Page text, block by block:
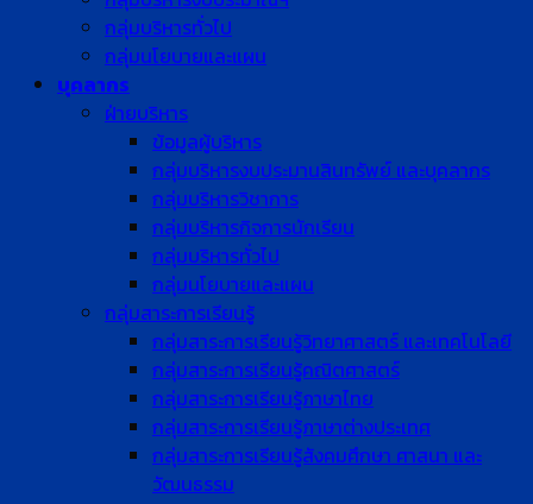
กลุ่มบริหารทั่วไป
กลุ่มนโยบายและแผน
บุคลากร
ฝ่ายบริหาร
ข้อมูลผู้บริหาร
กลุ่มบริหารงบประมานสินทรัพย์ และบุคลากร
กลุ่มบริหารวิชาการ
กลุ่มบริหารกิจการนักเรียน
กลุ่มบริหารทั่วไป
กลุ่มนโยบายและแผน
กลุ่มสาระการเรียนรู้
กลุ่มสาระการเรียนรู้วิทยาศาสตร์ และเทคโนโลยี
กลุ่มสาระการเรียนรู้คณิตศาสตร์
กลุ่มสาระการเรียนรู้ภาษาไทย
กลุ่มสาระการเรียนรู้ภาษาต่างประเทศ
กลุ่มสาระการเรียนรู้สังคมศึกษา ศาสนา และ
วัฒนธรรม